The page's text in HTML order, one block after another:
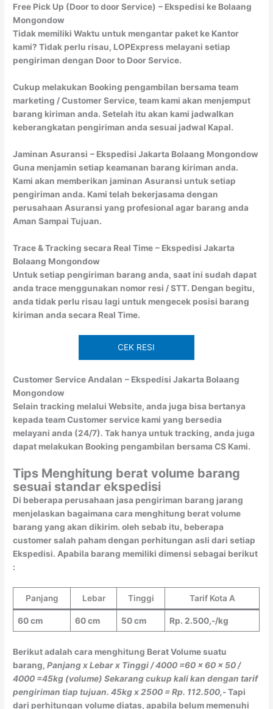
Free Pick Up (Door to door Service) – Ekspedisi ke Bolaang
Mongondow
Tidak memiliki Waktu untuk mengantar paket ke Kantor
kami? Tidak perlu risau, LOPExpress melayani setiap
pengiriman dengan Door to Door Service.
Cukup melakukan Booking pengambilan bersama team
marketing / Customer Service, team kami akan menjemput
barang kiriman anda. Setelah itu akan kami jadwalkan
keberangkatan pengiriman anda sesuai jadwal Kapal.
Jaminan Asuransi – Ekspedisi Jakarta Bolaang Mongondow
Guna menjamin setiap keamanan barang kiriman anda.
Kami akan memberikan jaminan Asuransi untuk setiap
pengiriman anda. Kami telah bekerjasama dengan
perusahaan Asuransi yang profesional agar barang anda
Aman Sampai Tujuan.
Trace & Tracking secara Real Time – Ekspedisi Jakarta
Bolaang Mongondow
Untuk setiap pengiriman barang anda, saat ini sudah dapat
anda trace menggunakan nomor resi / STT. Dengan begitu,
anda tidak perlu risau lagi untuk mengecek posisi barang
kiriman anda secara Real Time.
CEK RESI
Customer Service Andalan – Ekspedisi Jakarta Bolaang
Mongondow
Selain tracking melalui Website, anda juga bisa bertanya
kepada team Customer service kami yang bersedia
melayani anda (24/7). Tak hanya untuk tracking, anda juga
dapat melakukan Booking pengambilan bersama CS Kami.
Tips Menghitung berat volume barang
sesuai standar ekspedisi
Di beberapa perusahaan jasa pengiriman barang jarang
menjelaskan bagaimana cara menghitung berat volume
barang yang akan dikirim. oleh sebab itu, beberapa
customer salah paham dengan perhitungan asli dari setiap
Ekspedisi. Apabila barang memiliki dimensi sebagai berikut
:
Panjang Lebar Tinggi Tarif Kota A
60 cm 60 cm 50 cm Rp. 2.500,-/kg
Berikut adalah cara menghitung Berat Volume suatu
barang,Panjang x Lebar x Tinggi / 4000 =60 x 60 x 50 /
4000 =45kg (volume) Sekarang cukup kali kan dengan tarif
pengiriman tiap tujuan. 45kg x 2500 = Rp. 112.500,-Tapi
dari perhitungan volume diatas, apabila belum memenuhi